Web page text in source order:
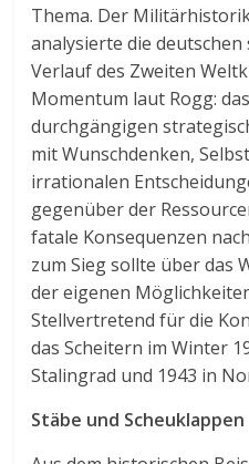
Thema. Der
analysierte die
Verlauf des Zweiten
Momentum laut Rogg:
durchgängigen
mit Wunschdenken,
irrationalen
gegenüber der
fatale Konsequenzen
zum Sieg sollte über das
der eigenen
Stellvertretend für die
das Scheitern im Winter
Stalingrad und 1943 in
Stäbe und Scheuklappen